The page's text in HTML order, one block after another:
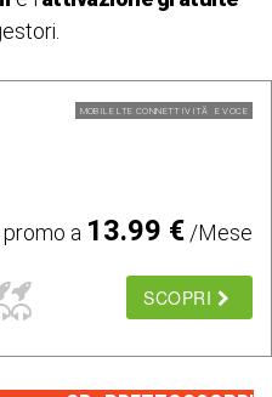
MOBILE LTE CONNETTIVITÃ E VOCE
promo a 13.99 €/Mese
SCOPRI